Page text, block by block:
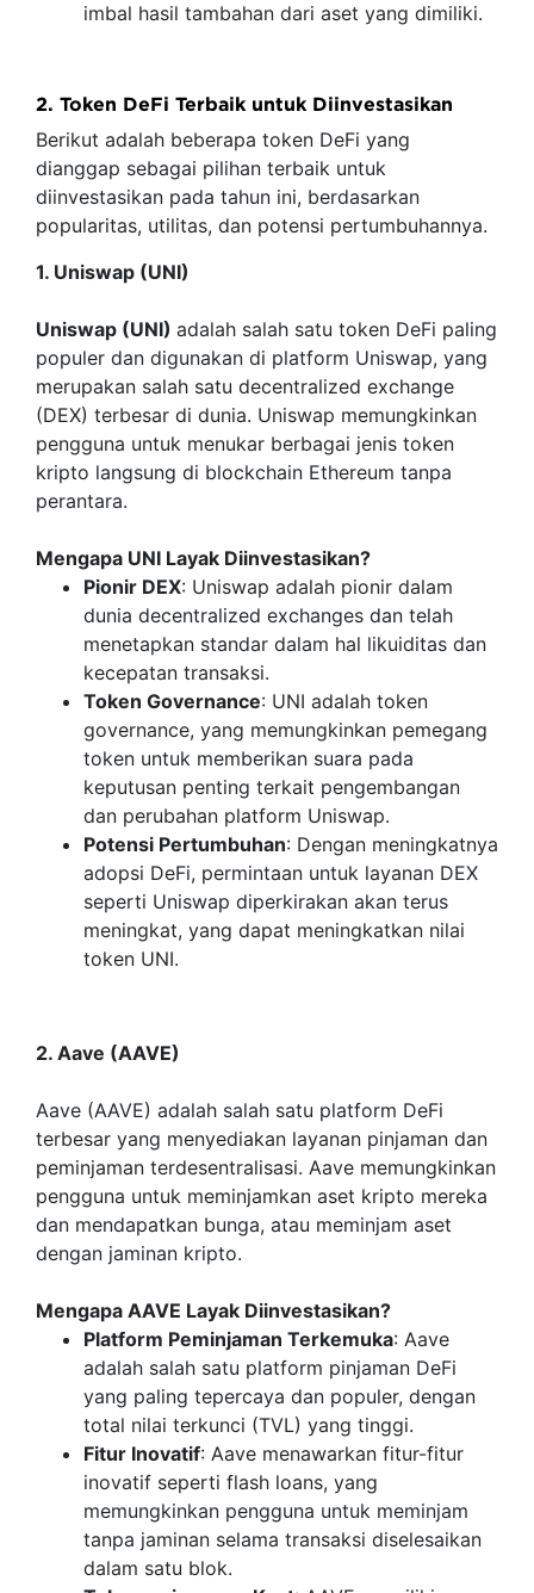
imbal hasil tambahan dari aset yang dimiliki.
2. Token DeFi Terbaik untuk Diinvestasikan
Berikut adalah beberapa token DeFi yang
dianggap sebagai pilihan terbaik untuk
diinvestasikan pada tahun ini, berdasarkan
popularitas, utilitas, dan potensi pertumbuhannya.
1. Uniswap (UNI)
Uniswap (UNI) adalah salah satu token DeFi paling
populer dan digunakan di platform Uniswap, yang
merupakan salah satu decentralized exchange
(DEX) terbesar di dunia. Uniswap memungkinkan
pengguna untuk menukar berbagai jenis token
kripto langsung di blockchain Ethereum tanpa
perantara.
Mengapa UNI Layak Diinvestasikan?
Pionir DEX: Uniswap adalah pionir dalam
dunia decentralized exchanges dan telah
menetapkan standar dalam hal likuiditas dan
kecepatan transaksi.
Token Governance: UNI adalah token
governance, yang memungkinkan pemegang
token untuk memberikan suara pada
keputusan penting terkait pengembangan
dan perubahan platform Uniswap.
Potensi Pertumbuhan: Dengan meningkatnya
adopsi DeFi, permintaan untuk layanan DEX
seperti Uniswap diperkirakan akan terus
meningkat, yang dapat meningkatkan nilai
token UNI.
2. Aave (AAVE)
Aave (AAVE) adalah salah satu platform DeFi
terbesar yang menyediakan layanan pinjaman dan
peminjaman terdesentralisasi. Aave memungkinkan
pengguna untuk meminjamkan aset kripto mereka
dan mendapatkan bunga, atau meminjam aset
dengan jaminan kripto.
Mengapa AAVE Layak Diinvestasikan?
Platform Peminjaman Terkemuka: Aave
adalah salah satu platform pinjaman DeFi
yang paling tepercaya dan populer, dengan
total nilai terkunci (TVL) yang tinggi.
Fitur Inovatif: Aave menawarkan fitur-fitur
inovatif seperti flash loans, yang
memungkinkan pengguna untuk meminjam
tanpa jaminan selama transaksi diselesaikan
dalam satu blok.